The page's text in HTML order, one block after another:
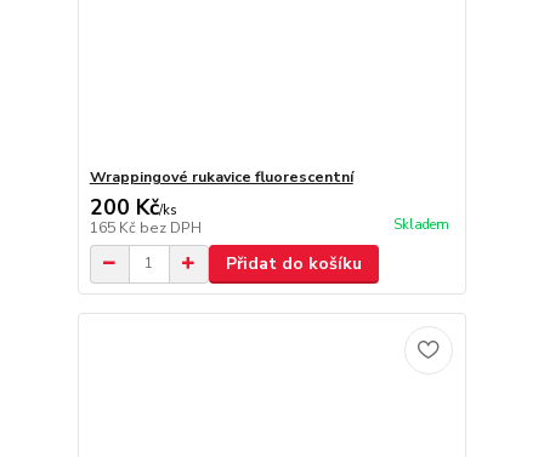
Wrappingové rukavice fluorescentní
200 Kč/ks
165 Kč bez DPH Skladem
Přidat do košíku